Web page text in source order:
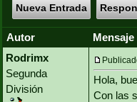
Nueva Entrada
Autor
Mensaje
Rodrimx
Segunda
División
Hola,
Con las